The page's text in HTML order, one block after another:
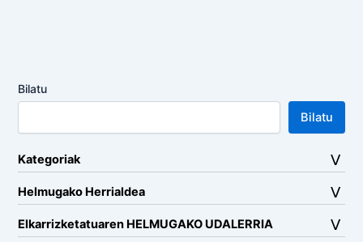
Bilatu
Bilatu
Kategoriak
Helmugako Herrialdea
Elkarrizketatuaren HELMUGAKO UDALERRIA